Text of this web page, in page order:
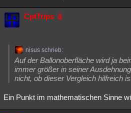
CptTrips
nisus schrieb:
Auf der Ballonoberfläche wird ja
immer größer in seiner
nicht, ob dieser Vergleich hilfreich
Ein Punkt im mathematischen Sinne